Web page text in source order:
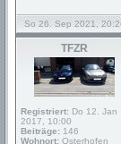
So 26. Sep 2021,
TFZR
Registriert: Do 12. Jan
2017, 10:00
Beiträge: 146
Wohnort: Osterhofen